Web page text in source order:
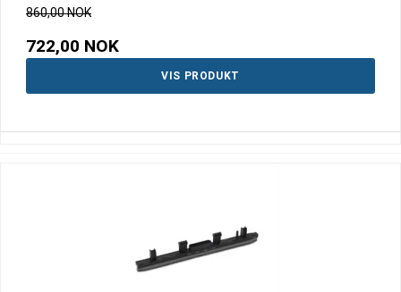
860,00 NOK
722,00 NOK
VIS PRODUKT